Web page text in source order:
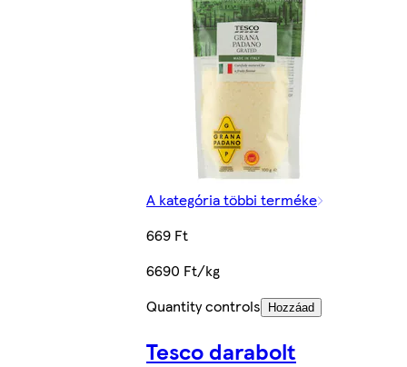
A kategória többi terméke
669 Ft
6690 Ft/kg
Quantity controls
Hozzáad
Tesco darabolt